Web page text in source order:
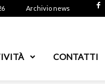
Archivio news
CONTATTI